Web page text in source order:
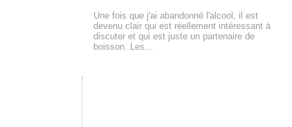
Une fois que j'ai abandonné l'alcool, il est
devenu clair qui est réellement intéressant à
discuter et qui est juste un partenaire de
boisson. Les…